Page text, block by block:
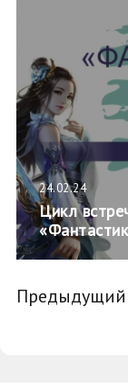
24.02.24
Цикл
Предыдущий